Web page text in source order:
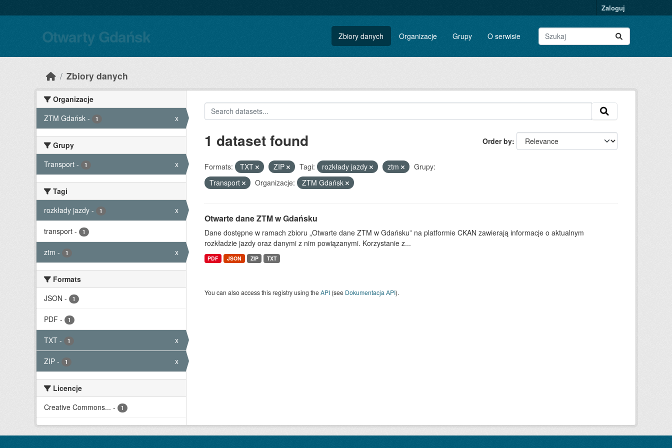
Zaloguj
Otwarty Gdańsk Zbiory danych Organizacje Grupy O serwisie
Zbiory danych
Organizacje
ZTM Gdańsk - 1 x
Grupy
Transport - 1 x
Tagi
rozkłady jazdy - 1 x
transport - 1
ztm - 1 x
Formats
JSON - 1
PDF - 1
TXT - 1 x
ZIP - 1 x
Licencje
Creative Commons... - 1
Order by
1 dataset found
Formats: TXT ZIP Tagi: rozkłady jazdy ztm
Grupy:
Transport
Organizacje: ZTM Gdańsk
Otwarte dane ZTM w Gdańsku
Dane dostępne w ramach zbioru „Otwarte dane ZTM w Gdańsku” na platformie CKAN zawierają informacje o aktualnym
rozkładzie jazdy oraz danymi z nim powiązanymi. Korzystanie z...
PDF JSON ZIP TXT
You can also access this registry using theAPI(see Dokumentacja API).